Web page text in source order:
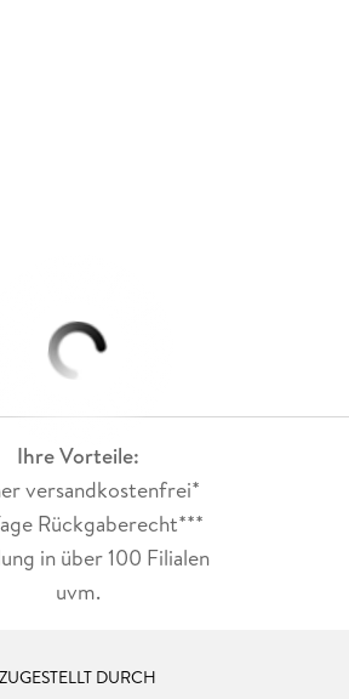
Ihre Vorteile:
versandkostenfrei*
Rückgaberecht***
in über 100 Filialen
uvm.
ZUGESTELLT DURCH